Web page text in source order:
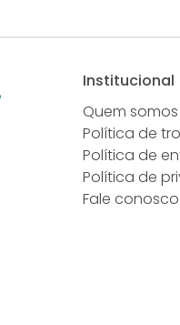
Institucional
Quem somos
Política de
Política de
Política de
Fale conosco